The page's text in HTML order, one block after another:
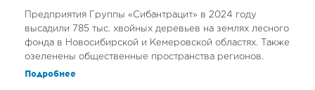
Предприятия Группы «Сибантрацит» в 2024 году
высадили 785 тыс. хвойных деревьев на землях лесного
фонда в Новосибирской и Кемеровской областях. Также
озеленены общественные пространства регионов.
Подробнее